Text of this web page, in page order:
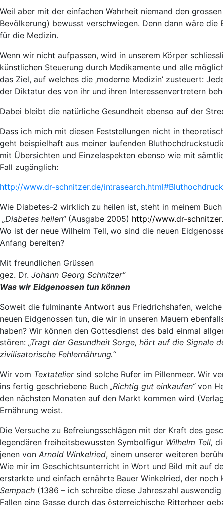
Weil aber mit der einfachen Wahrheit niemand den
Bevölkerung) bewusst verschwiegen. Denn dann wäre
für die Medizin.
Wenn wir nicht aufpassen, wird in unserem Körper
künstlichen Steuerung durch Medikamente und alle
das Ziel, auf welches die ‚moderne Medizin’ zusteuert:
der Diktatur des von ihr und ihren Interessenvertretern
Dabei bleibt die natürliche Gesundheit ebenso auf der
Dass ich mich mit diesen Feststellungen nicht in
geht beispielhaft aus meiner laufenden
mit Übersichten und Einzelaspekten ebenso wie mit
Fall zugänglich:
http://www.dr-schnitzer.de/intrasearch.html#Bluthochdruck
Wie Diabetes-2 wirklich zu heilen ist, steht in meinem Buch
„Diabetes heilen“(Ausgabe 2005) http://www.dr-
Wo ist der neue Wilhelm Tell, wo sind die neuen
Anfang bereiten?
Mit freundlichen Grüssen
gez. Dr. Johann Georg Schnitzer“
Was wir Eidgenossen tun können
Soweit die fulminante Antwort aus Friedrichshafen,
neuen Eidgenossen tun, die wir in unseren Mauern
haben? Wir können den Gottesdienst des bald einmal
stören: „Tragt der Gesundheit Sorge, hört auf die Signale
zivilisatorische Fehlernährung.“
Wir vom Textateliersind solche Rufer im Pillenmeer. Wir
ins fertig geschriebene Buch „Richtig gut einkaufen“von
den nächsten Monaten auf den Markt kommen wird
Ernährung weist.
Die Versuche zu Befreiungsschlägen mit der Kraft des
legendären freiheitsbewussten Symbolfigur Wilhelm Tell,
jenen von Arnold Winkelried, einem unserer weiteren
Wie mir im Geschichtsunterricht in Wort und Bild mit auf
erstarkte und einfach ernährte Bauer Winkelried, der
Sempach (1386 – ich schreibe diese Jahreszahl
Fallen eine Gasse durch das österreichische Ritterheer